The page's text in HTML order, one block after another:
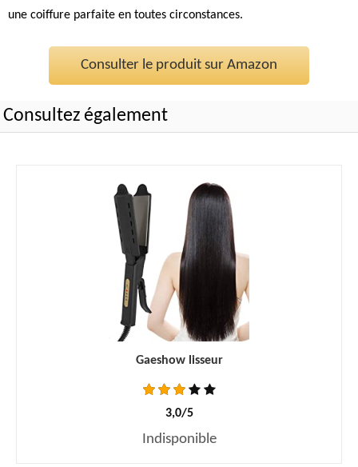
une coiffure parfaite en toutes circonstances.
Consulter le produit sur Amazon
Consultez également
Gaeshow lisseur
3,0/5
Indisponible